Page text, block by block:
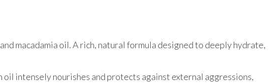
macadamia oil. A rich, natural formula designed to deeply hydrate,
intensely nourishes and protects against external aggressions,